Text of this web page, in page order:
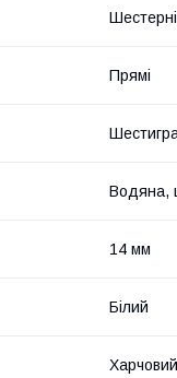
Прямі
Водяна,
14 мм
Білий